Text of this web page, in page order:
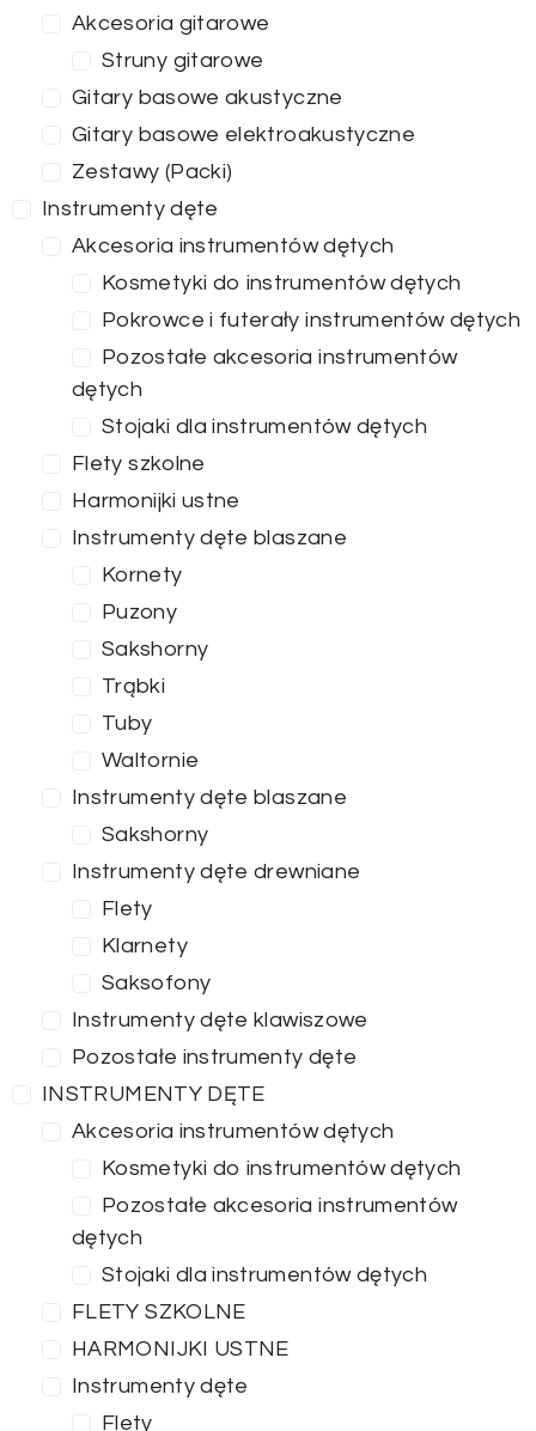
Akcesoria gitarowe
Struny gitarowe
Gitary basowe akustyczne
Gitary basowe elektroakustyczne
Zestawy (Packi)
Instrumenty dęte
Akcesoria instrumentów dętych
Kosmetyki do instrumentów dętych
Pokrowce i futerały instrumentów dętych
Pozostałe akcesoria instrumentów
dętych
Stojaki dla instrumentów dętych
Flety szkolne
Harmonijki ustne
Instrumenty dęte blaszane
Kornety
Puzony
Sakshorny
Trąbki
Tuby
Waltornie
Instrumenty dęte blaszane
Sakshorny
Instrumenty dęte drewniane
Flety
Klarnety
Saksofony
Instrumenty dęte klawiszowe
Pozostałe instrumenty dęte
INSTRUMENTY DĘTE
Akcesoria instrumentów dętych
Kosmetyki do instrumentów dętych
Pozostałe akcesoria instrumentów
dętych
Stojaki dla instrumentów dętych
FLETY SZKOLNE
HARMONIJKI USTNE
Instrumenty dęte
Flety